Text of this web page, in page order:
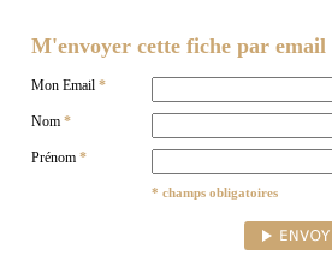
M'envoyer cette fiche par email
Mon Email *
Nom *
Prénom *
* champs obligatoires